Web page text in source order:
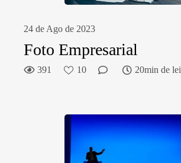
24 de Ago de 2023
Foto Empresarial
391 10 20min de